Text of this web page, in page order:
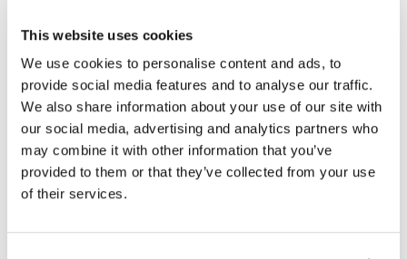
This website uses cookies
We use cookies to personalise content and ads, to
provide social media features and to analyse our traffic.
We also share information about your use of our site with
our social media, advertising and analytics partners who
may combine it with other information that you’ve
provided to them or that they’ve collected from your use
of their services.
PreviousNext